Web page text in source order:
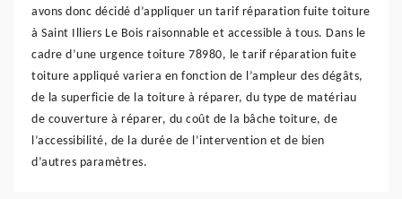
avons donc décidé d’appliquer un tarif réparation fuite toiture
à Saint Illiers Le Bois raisonnable et accessible à tous. Dans le
cadre d’une urgence toiture 78980, le tarif réparation fuite
toiture appliqué variera en fonction de l’ampleur des dégâts,
de la superficie de la toiture à réparer, du type de matériau
de couverture à réparer, du coût de la bâche toiture, de
l’accessibilité, de la durée de l’intervention et de bien
d’autres paramètres.